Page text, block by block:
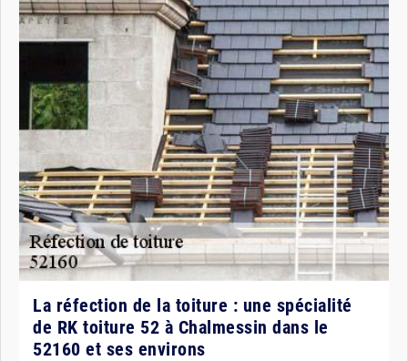
La réfection de la toiture : une spécialité
de RK toiture 52 à Chalmessin dans le
52160 et ses environs